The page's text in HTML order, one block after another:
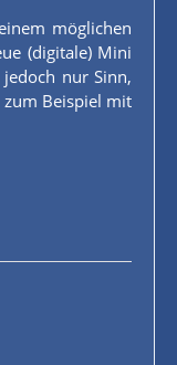
möglichen
(digitale) Mini
nur Sinn,
Beispiel mit